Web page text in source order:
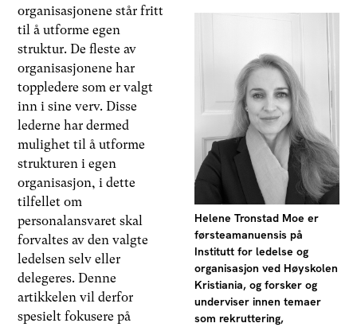
Helene Tronstad Moe er
førsteamanuensis på
Institutt for ledelse og
organisasjon ved Høyskolen
Kristiania, og forsker og
underviser innen temaer
som rekruttering,
organisasjonene står fritt
til å utforme egen
struktur. De fleste av
organisasjonene har
toppledere som er valgt
inn i sine verv. Disse
lederne har dermed
mulighet til å utforme
strukturen i egen
organisasjon, i dette
tilfellet om
personalansvaret skal
forvaltes av den valgte
ledelsen selv eller
delegeres. Denne
artikkelen vil derfor
spesielt fokusere på